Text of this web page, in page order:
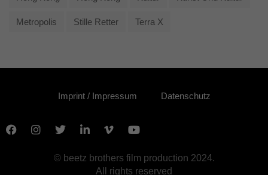
Metropolis Stille Retter Terra X
Imprint / Impressum Datenschutz
© beetz brothers film production 2024.
All rights reserved